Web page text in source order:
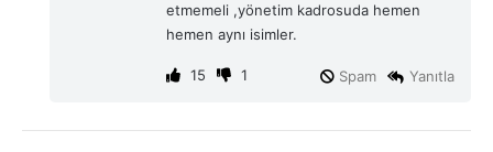
etmemeli ,yönetim kadrosuda hemen
hemen aynı isimler.
15 1 Yanıtla
Spam